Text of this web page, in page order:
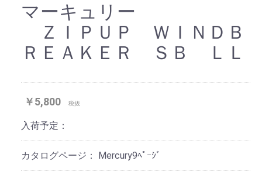
マーキュリー
ＺＩＰＵＰ ＷＩＮＤＢ
ＲＥＡＫＥＲ ＳＢ ＬＬ
￥5,800 税抜
入荷予定：
カタログページ： Mercury9ﾍﾟｰｼﾞ